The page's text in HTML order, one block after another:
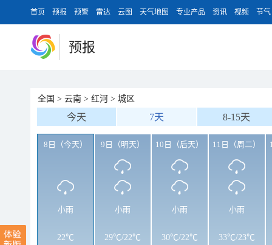
首页 预报 预警 雷达 云图 天气地图 专业产品 资讯 视频 节气
预报
全国 > 云南 > 红河 > 城区
今天 7天 8-15天
8日（今天）
小雨
22℃
9日（明天）
小雨
29℃/22℃
10日（后天）
小雨
30℃/22℃
11日（周二）
小雨
33℃/23℃